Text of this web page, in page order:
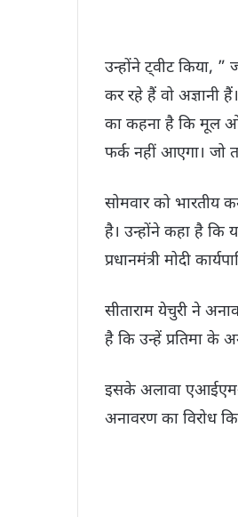
उन्होंने ट्वीट किया,
कर रहे हैं वो अज्ञानी
का कहना है कि मूल
फर्क नहीं आएगा। जो
सोमवार को भारतीय
है। उन्होंने कहा है कि
प्रधानमंत्री मोदी
सीताराम येचुरी ने
है कि उन्हें प्रतिमा के
इसके अलावा
अनावरण का विरोध